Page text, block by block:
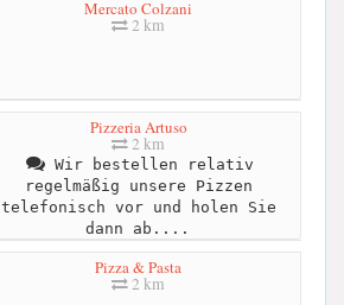
Mercato Colzani
2 km
Pizzeria Artuso
2 km
Wir bestellen relativ
regelmäßig unsere Pizzen
telefonisch vor und holen Sie
dann ab....
Pizza & Pasta
2 km